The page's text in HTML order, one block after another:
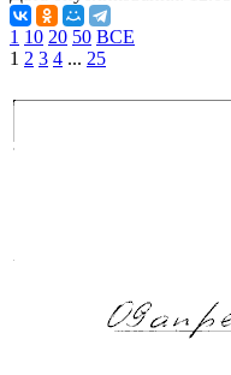
1 10 20 50 ВСЕ
1 2 3 4 ... 25